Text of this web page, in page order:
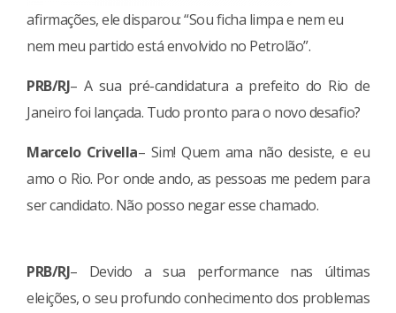
afirmações, ele disparou: “Sou ficha limpa e nem eu
nem meu partido está envolvido no Petrolão”.
PRB/RJ– A sua pré-candidatura a prefeito do Rio de
Janeiro foi lançada. Tudo pronto para o novo desafio?
Marcelo Crivella– Sim! Quem ama não desiste, e eu
amo o Rio. Por onde ando, as pessoas me pedem para
ser candidato. Não posso negar esse chamado.
PRB/RJ– Devido a sua performance nas últimas
eleições, o seu profundo conhecimento dos problemas